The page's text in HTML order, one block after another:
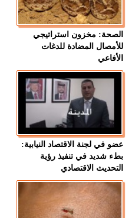
الصحة: مخزون استراتيجي
للأمصال المضادة للدغات
الأفاعي
عضو في لجنة الاقتصاد النيابية:
بطء شديد في تنفيذ رؤية
التحديث الاقتصادي